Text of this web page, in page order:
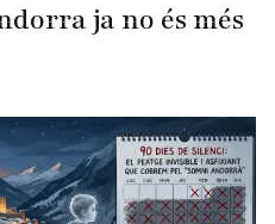
ja no és més